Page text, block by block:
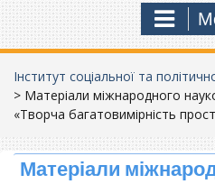
Інститут соціальної та
> Матеріали міжнародного
«Творча багатовимірність
Матеріали